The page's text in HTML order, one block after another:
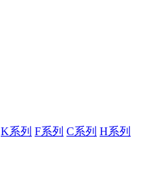
K系列 F系列 C系列 H系列